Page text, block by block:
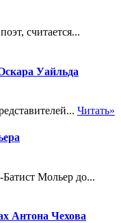
считается...
Уайльда
Читать»
Мольер до...
Антона Чехова